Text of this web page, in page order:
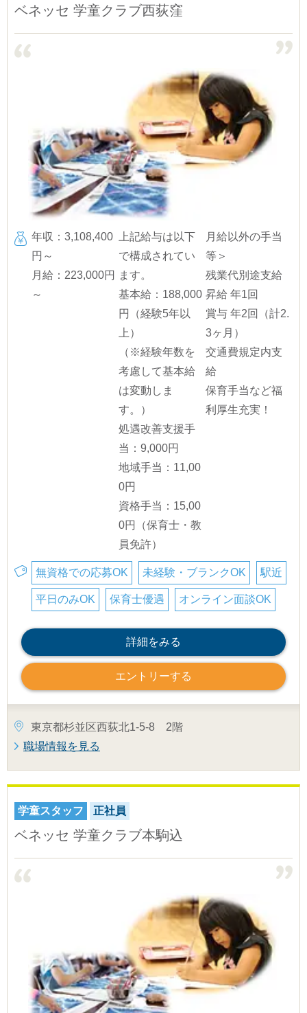
ベネッセ 学童クラブ西荻窪
年収：3,108,400
円～
月給：223,000円
～
上記給与は以下
で構成されてい
ます。
基本給：188,000
円（経験5年以
上）
（※経験年数を
考慮して基本給
は変動しま
す。）
処遇改善支援手
当：9,000円
地域手当：11,00
0円
資格手当：15,00
0円（保育士・教
員免許）
月給以外の手当
等＞
残業代別途支給
昇給 年1回
賞与 年2回（計2.
3ヶ月）
交通費規定内支
給
保育手当など福
利厚生充実！
無資格での応募OK 未経験・ブランクOK 駅近
平日のみOK 保育士優遇 オンライン面談OK
詳細をみる
エントリーする
東京都杉並区西荻北1-5-8 2階
職場情報を見る
学童スタッフ 正社員
ベネッセ 学童クラブ本駒込